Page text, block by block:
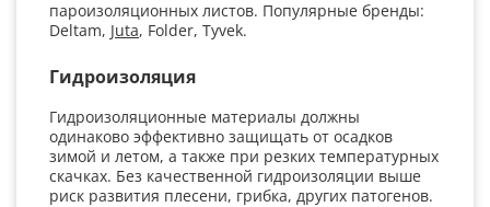
пароизоляционных листов. Популярные бренды:
Deltam, Juta, Folder, Tyvek.
Гидроизоляция
Гидроизоляционные материалы должны
одинаково эффективно защищать от осадков
зимой и летом, а также при резких температурных
скачках. Без качественной гидроизоляции выше
риск развития плесени, грибка, других патогенов.